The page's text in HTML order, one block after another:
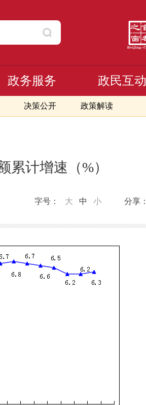
决策公开 政策解读
政务服务 政民互动
累计增速（%）
分享：
字号： 大 中 小